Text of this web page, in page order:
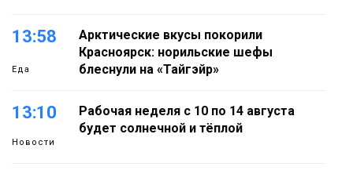
13:58
Еда
Арктические вкусы покорили
Красноярск: норильские шефы
блеснули на «Тайгэйр»
13:10
Новости
Рабочая неделя с 10 по 14 августа
будет солнечной и тёплой